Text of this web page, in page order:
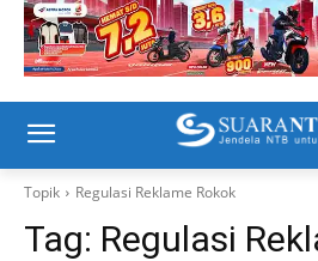
Topik Regulasi Reklame Rokok
Tag: Regulasi